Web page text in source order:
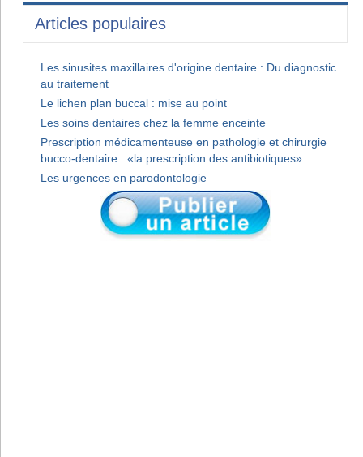
Articles populaires
Les sinusites maxillaires d'origine dentaire : Du diagnostic
au traitement
Le lichen plan buccal : mise au point
Les soins dentaires chez la femme enceinte
Prescription médicamenteuse en pathologie et chirurgie
bucco-dentaire : «la prescription des antibiotiques»
Les urgences en parodontologie